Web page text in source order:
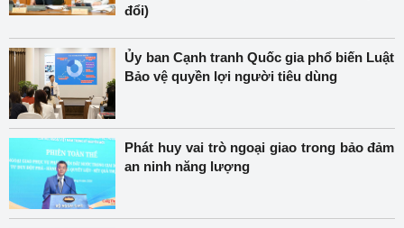
đổi)
Ủy ban Cạnh tranh Quốc gia phổ biến Luật
Bảo vệ quyền lợi người tiêu dùng
Phát huy vai trò ngoại giao trong bảo đảm
an ninh năng lượng